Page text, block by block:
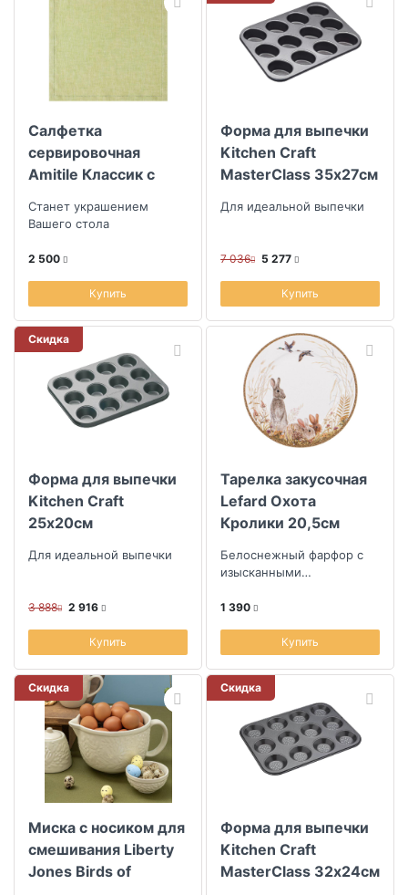
Салфетка
сервировочная
Amitile Классик с
лен салатовый
Станет украшением
Вашего стола
2 500
Купить
Форма для выпечки
Kitchen Craft
MasterClass 35х27см
Для идеальной выпечки
7 036 5 277
Купить
Скидка
Форма для выпечки
Kitchen Craft
25х20см
Для идеальной выпечки
3 888 2 916
Купить
Тарелка закусочная
Lefard Охота
Кролики 20,5см
Белоснежный фарфор с
изысканными
обитателей
1 390
Купить
Скидка
Миска с носиком для
смешивания Liberty
Jones Birds of
Скидка
Форма для выпечки
Kitchen Craft
MasterClass 32х24см